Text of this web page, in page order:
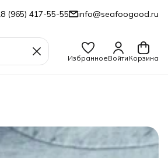
8 (965) 417-55-55 info@seafoogood.ru
ИзбранноеВойтиКорзина